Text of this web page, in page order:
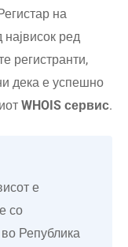
на
ред
регистранти,
дека е успешно
WHOIS сервис.
е
со
Република